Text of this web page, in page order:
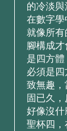
的冷淡與
在數字學
就像所
腳構成
是四⽅
必須是
致無趣
固已久，
好像沒
聖杯四